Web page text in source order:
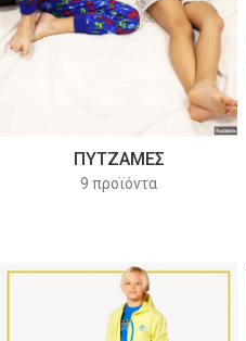
ΠΥΤΖΑΜΕΣ
9 προϊόντα